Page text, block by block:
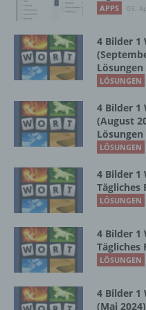
APPS 03.
4 Bilder 1
Lösungen
LÖSUNGEN
4 Bilder 1
(August
Lösungen
LÖSUNGEN
4 Bilder 1
Tägliches
LÖSUNGEN
4 Bilder 1
Tägliches
LÖSUNGEN
4 Bilder 1
(Mai
b) betroffene
Betroffene
identifizierbare
Verarbeitung
c) Verarbeitung
Verarbeitung ist
automatisierter
Vorgang oder
Zusammenhang
Daten wie das
Organisation, das
die Anpassung
Auslesen, das
die Offenlegung
Verbreitung oder